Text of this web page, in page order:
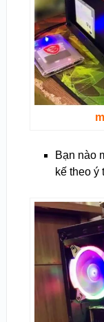
Bạn nào
kế theo ý